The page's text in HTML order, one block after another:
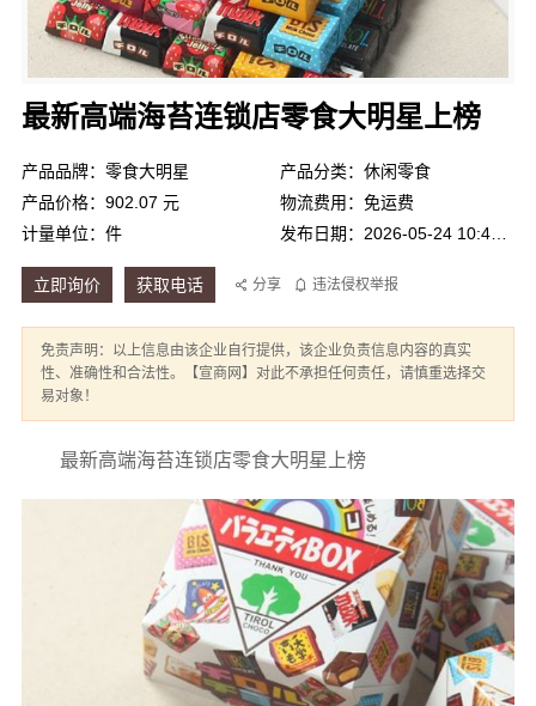
最新高端海苔连锁店零食大明星上榜
产品品牌：零食大明星
产品分类：休闲零食
产品价格：902.07 元
物流费用：免运费
计量单位：件
立即询价 获取电话 分享 违法侵权举报
免责声明：以上信息由该企业自行提供，该企业负责信息内容的真实
性、准确性和合法性。【宣商网】对此不承担任何责任，请慎重选择交
易对象！
最新高端海苔连锁店零食大明星上榜